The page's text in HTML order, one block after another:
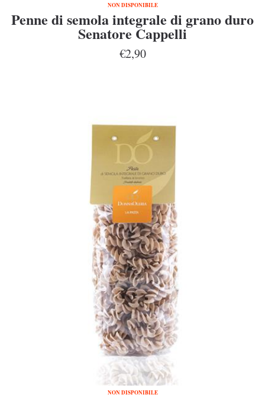
NON DISPONIBILE
Penne di semola integrale di grano duro
Senatore Cappelli
€2,90
NON DISPONIBILE